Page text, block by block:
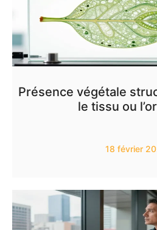
Présence végétale
le tissu ou
18 février